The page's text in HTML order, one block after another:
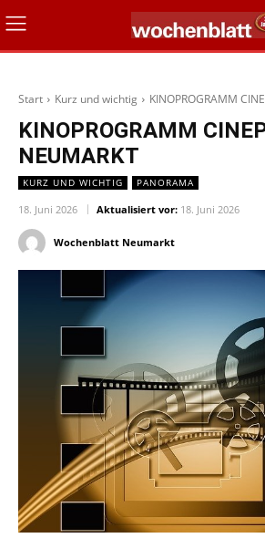
Start Kurz und wichtig KINOPROGRAMM
KINOPROGRAMM
NEUMARKT
KURZ UND WICHTIG PANORAMA
18. Juni 2026 Aktualisiert vor: 18. Juni 2026
Wochenblatt Neumarkt